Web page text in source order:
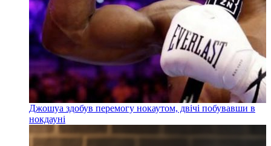
Джошуа здобув перемогу нокаутом, двічі побувавши в
нокдауні